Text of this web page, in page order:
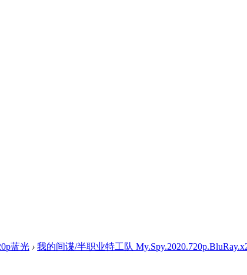
蓝光 › 我的间谍/半职业特工队